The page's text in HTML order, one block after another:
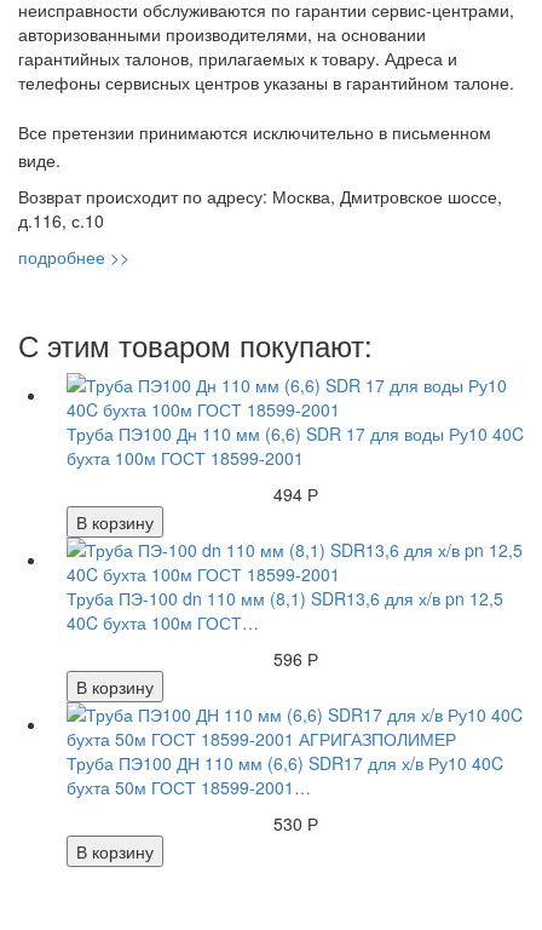
неисправности обслуживаются по гарантии сервис-центрами,
авторизованными производителями, на основании
гарантийных талонов, прилагаемых к товару. Адреса и
телефоны сервисных центров указаны в гарантийном талоне.
Все претензии принимаются исключительно в письменном
виде.
Возврат происходит по адресу: Москва, Дмитровское шоссе,
д.116, с.10
подробнее >>
С этим товаром покупают:
Труба ПЭ100 Дн 110 мм (6,6) SDR 17 для воды Ру10 40C
бухта 100м ГОСТ 18599-2001
494 Р
В корзину
Труба ПЭ-100 dn 110 мм (8,1) SDR13,6 для х/в pn 12,5
40C бухта 100м ГОСТ…
596 Р
В корзину
Труба ПЭ100 ДН 110 мм (6,6) SDR17 для х/в Ру10 40C
бухта 50м ГОСТ 18599-2001…
530 Р
В корзину